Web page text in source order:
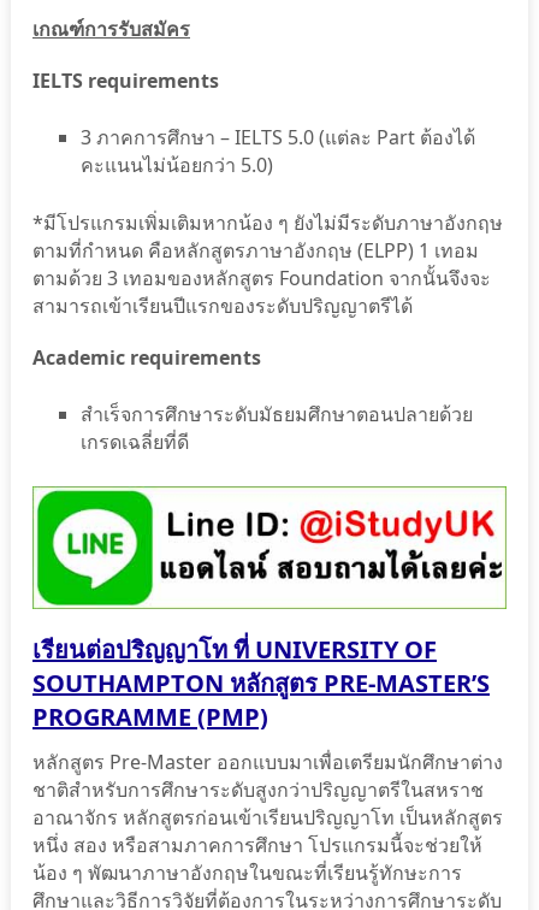
เกณฑ์การรับสมัคร
IELTS requirements
3 ภาคการศึกษา – IELTS 5.0 (แต่ละ Part ต้องได้
คะแนนไม่น้อยกว่า 5.0)
*มีโปรแกรมเพิ่มเติมหากน้อง ๆ ยังไม่มีระดับภาษาอังกฤษ
ตามที่กำหนด คือหลักสูตรภาษาอังกฤษ (ELPP) 1 เทอม
ตามด้วย 3 เทอมของหลักสูตร Foundation จากนั้นจึงจะ
สามารถเข้าเรียนปีแรกของระดับปริญญาตรีได้
Academic requirements
สำเร็จการศึกษาระดับมัธยมศึกษาตอนปลายด้วย
เกรดเฉลี่ยที่ดี
เรียนต่อปริญญาโท ที่ UNIVERSITY OF
SOUTHAMPTON หลักสูตร PRE-MASTER’S
PROGRAMME (PMP)
หลักสูตร Pre-Master ออกแบบมาเพื่อเตรียมนักศึกษาต่าง
ชาติสําหรับการศึกษาระดับสูงกว่าปริญญาตรีในสหราช
อาณาจักร หลักสูตรก่อนเข้าเรียนปริญญาโท เป็นหลักสูตร
หนึ่ง สอง หรือสามภาคการศึกษา โปรแกรมนี้จะช่วยให้
น้อง ๆ พัฒนาภาษาอังกฤษในขณะที่เรียนรู้ทักษะการ
ศึกษาและวิธีการวิจัยที่ต้องการในระหว่างการศึกษาระดับ